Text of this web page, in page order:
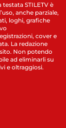
STILETV è
anche parziale,
loghi, grafiche
cover e
La redazione
Non potendo
ad eliminarli su
e oltraggiosi.